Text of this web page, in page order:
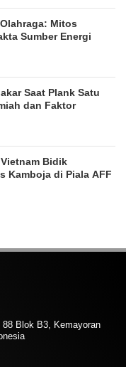
Mitos
Sumber Energi
Saat Plank Satu
dan Faktor
Bidik
Kamboja di Piala AFF
Blok B3, Kemayoran